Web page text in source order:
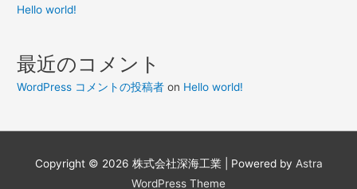
Hello world!
最近のコメント
WordPress コメントの投稿者 on Hello world!
Copyright © 2026 株式会社深海工業| Powered by Astra
WordPress Theme